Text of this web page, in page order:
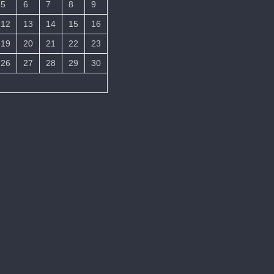
5 6 7 8
9
12 13 14 15
16
19 20 21 22
23
26 27 28 29
30